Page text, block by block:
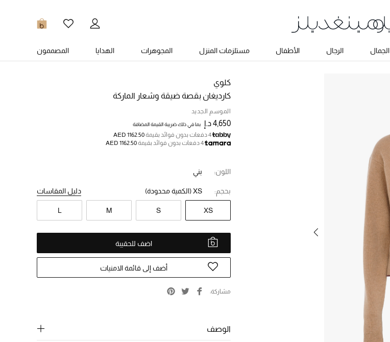
0
الجمال الرجال الأطفال مستلزمات المنزل المجوهرات الهدايا المصممون
كلوي
كارديغان بقصة ضيقة وشعار الماركة
الموسم الجديد
4,650 د.إ بما في ذلك ضريبة القيمة المضافة
4 دفعات بدون فوائد بقيمة
AED 1162.50
4 دفعات بدون فوائد بقيمة
AED 1162.50
اللون: بني
بحجم: XS(الكمية محدودة) دليل المقاسات
XS
S
M
L
اضف للحقيبة
أضف إلى قائمة الامنيات
مشاركة
الوصف